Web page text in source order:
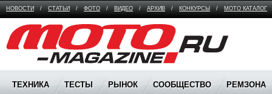
НОВОСТИ / СТАТЬИ / ФОТО / ВИДЕО / АРХИВ / КОНКУРСЫ / МОТО КАТАЛОГ
Moto Magazine
ТЕХНИКА ТЕСТЫ РЫНОК СООБЩЕСТВО РЕМЗОНА